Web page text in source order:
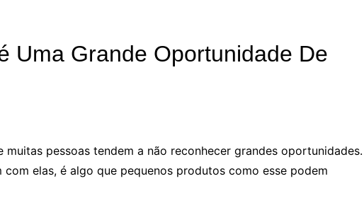
Uma Grande Oportunidade De
muitas pessoas tendem a não reconhecer grandes oportunidades.
com elas, é algo que pequenos produtos como esse podem